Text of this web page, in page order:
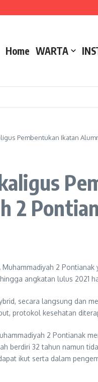
Kemajuan IAIN Pontianak
Home WARTA
Pembentukan Ikatan
2
2 Pontianak
angkatan lulus 2021
secara langsung dan
protokol kesehatan
2 Pontianak
berdiri 32 tahun namun
ikut serta dalam